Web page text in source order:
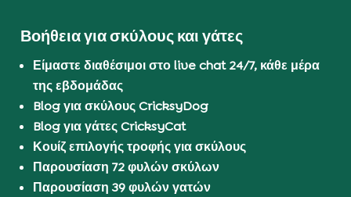
Βοήθεια για σκύλους και γάτες
Είμαστε διαθέσιμοι στο live chat 24/7, κάθε μέρα
της εβδομάδας
Blog για σκύλους CricksyDog
Blog για γάτες CricksyCat
Κουίζ επιλογής τροφής για σκύλους
Παρουσίαση 72 φυλών σκύλων
Παρουσίαση 39 φυλών γατών